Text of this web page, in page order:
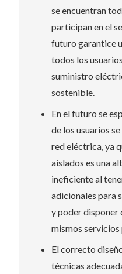
se encuentran
participan en el
futuro garantice
todos los
suministro
sostenible.
En el futuro se
de los usuarios
red eléctrica, ya
aislados es una
ineficiente al
adicionales para
y poder disponer
mismos
El correcto
técnicas